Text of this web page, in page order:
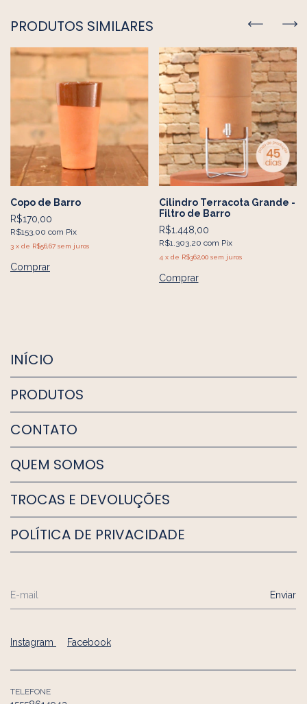
PRODUTOS SIMILARES
Copo de Barro
R$170,00
R$153,00 com Pix
3 x de R$56,67 sem juros
Cilindro Terracota Grande -
Filtro de Barro
R$1.448,00
R$1.303,20 com Pix
4 x de R$362,00 sem juros
Comprar
INÍCIO
PRODUTOS
CONTATO
QUEM SOMOS
TROCAS E DEVOLUÇÕES
POLÍTICA DE PRIVACIDADE
Instagram Facebook
TELEFONE